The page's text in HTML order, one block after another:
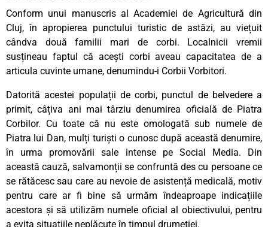
Conform unui manuscris al Academiei de Agricultură din
Cluj, în apropierea punctului turistic de astăzi, au viețuit
cândva două familii mari de corbi. Localnicii vremii
susțineau faptul că acești corbi aveau capacitatea de a
articula cuvinte umane, denumindu-i Corbii Vorbitori.
Datorită acestei populații de corbi, punctul de belvedere a
primit, câțiva ani mai târziu denumirea oficială de Piatra
Corbilor. Cu toate că nu este omologată sub numele de
Piatra lui Dan, mulți turiști o cunosc după această denumire,
în urma promovării sale intense pe Social Media. Din
această cauză, salvamonții se confruntă des cu persoane ce
se rătăcesc sau care au nevoie de asistență medicală, motiv
pentru care ar fi bine să urmăm îndeaproape indicațiile
acestora și să utilizăm numele oficial al obiectivului, pentru
a evita situațiile neplăcute în timpul drumeției.